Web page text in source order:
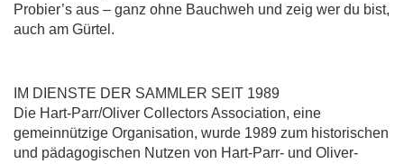
Probier’s aus – ganz ohne Bauchweh und zeig wer du bist,
auch am Gürtel.
IM DIENSTE DER SAMMLER SEIT 1989
Die Hart-Parr/Oliver Collectors Association, eine
gemeinnützige Organisation, wurde 1989 zum historischen
und pädagogischen Nutzen von Hart-Parr- und Oliver-